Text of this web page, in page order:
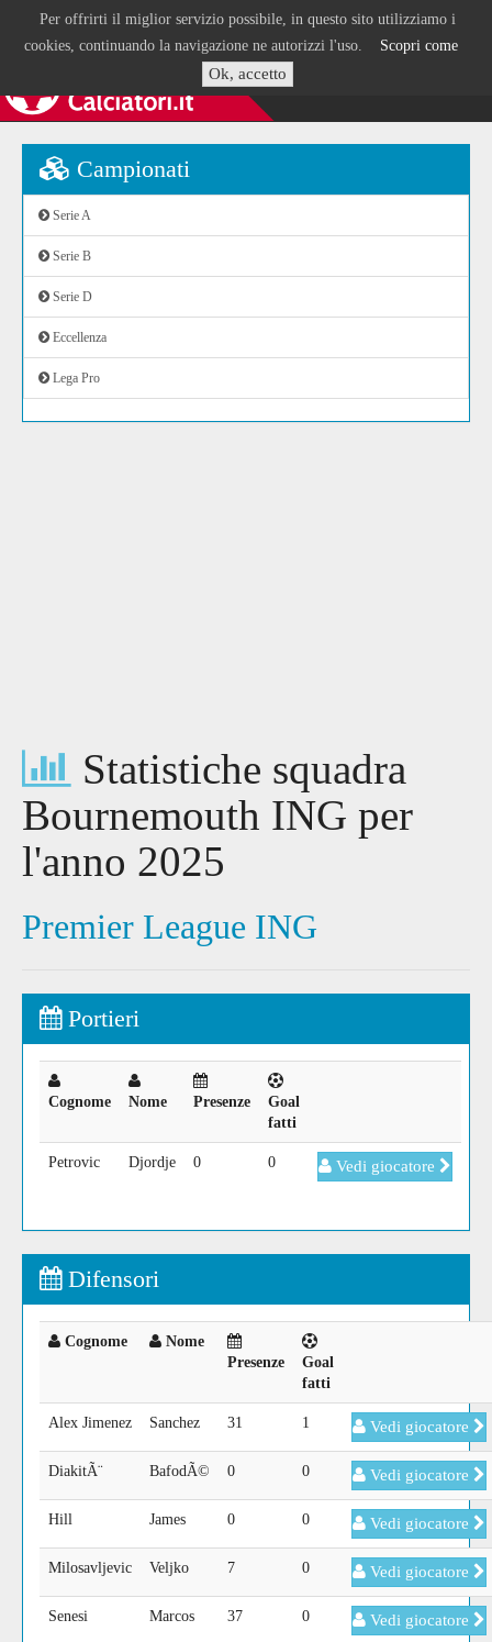
Per offrirti il miglior servizio possibile, in questo sito utilizziamo i
cookies, continuando la navigazione ne autorizzi l'uso. Scopri come
Ok, accetto
Campionati
Serie A
Serie B
Serie D
Eccellenza
Lega Pro
Statistiche squadra
Bournemouth ING per
l'anno 2025
Premier League ING
Portieri
Cognome Nome Presenze
Goal
fatti
Petrovic Djordje 0 0 Vedi giocatore
Difensori
Cognome
Nome
Presenze
Goal
fatti
Alex Jimenez Sanchez 31 1 Vedi giocatore
DiakitÃ¨ BafodÃ© 0 0 Vedi giocatore
Hill James 0 0 Vedi giocatore
Milosavljevic Veljko 7 0 Vedi giocatore
Senesi Marcos 37 0 Vedi giocatore